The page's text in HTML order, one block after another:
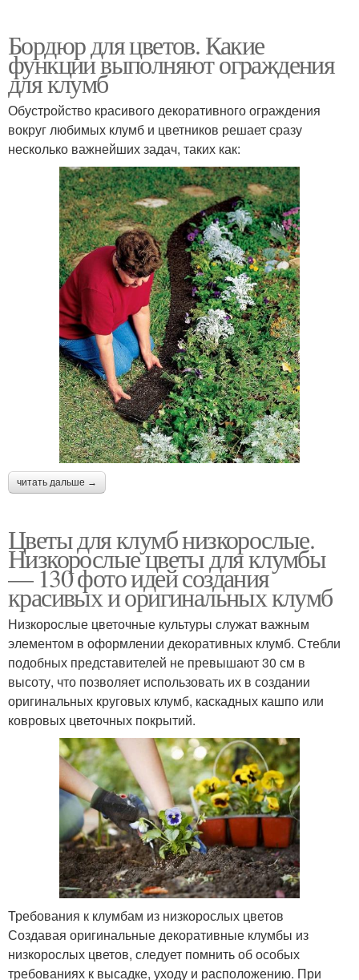
Бордюр для цветов. Какие
функции выполняют ограждения
для клумб
Обустройство красивого декоративного ограждения
вокруг любимых клумб и цветников решает сразу
несколько важнейших задач, таких как:
читать дальше →
Цветы для клумб низкорослые.
Низкорослые цветы для клумбы
— 130 фото идей создания
красивых и оригинальных клумб
Низкорослые цветочные культуры служат важным
элементом в оформлении декоративных клумб. Стебли
подобных представителей не превышают 30 см в
высоту, что позволяет использовать их в создании
оригинальных круговых клумб, каскадных кашпо или
ковровых цветочных покрытий.
Требования к клумбам из низкорослых цветов
Создавая оригинальные декоративные клумбы из
низкорослых цветов, следует помнить об особых
требованиях к высадке, уходу и расположению. При